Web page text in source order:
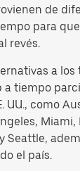
de
para
revés.
a los
a tiempo
UU., como
Miami,
Seattle,
el país.